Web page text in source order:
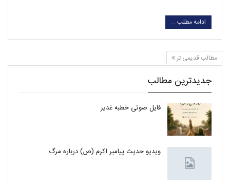
ادامه مطلب …
مطالب قدیمی تر
جدیدترین مطالب
فایل صوتی خطبه غدیر
ویدیو حدیث پیامبر اکرم (ص) درباره مرگ